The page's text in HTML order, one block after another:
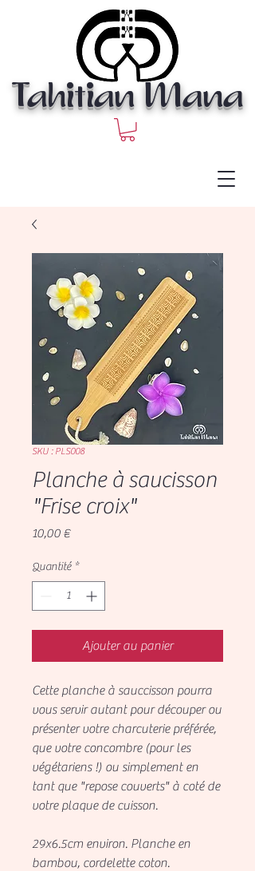
Tahitian Mana
SKU : PLS008
Planche à saucisson
"Frise croix"
10,00 €Prix
Quantité *
Ajouter au panier
Cette planche à sauccisson pourra
vous servir autant pour découper ou
présenter votre charcuterie préférée,
que votre concombre (pour les
végétariens !) ou simplement en
tant que "repose couverts" à coté de
votre plaque de cuisson.
29x6.5cm environ. Planche en
bambou, cordelette coton.